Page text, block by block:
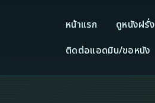
หน้าแรก ดูหนังฝรั่ง
ติดต่อแอดมิน/ขอหนัง